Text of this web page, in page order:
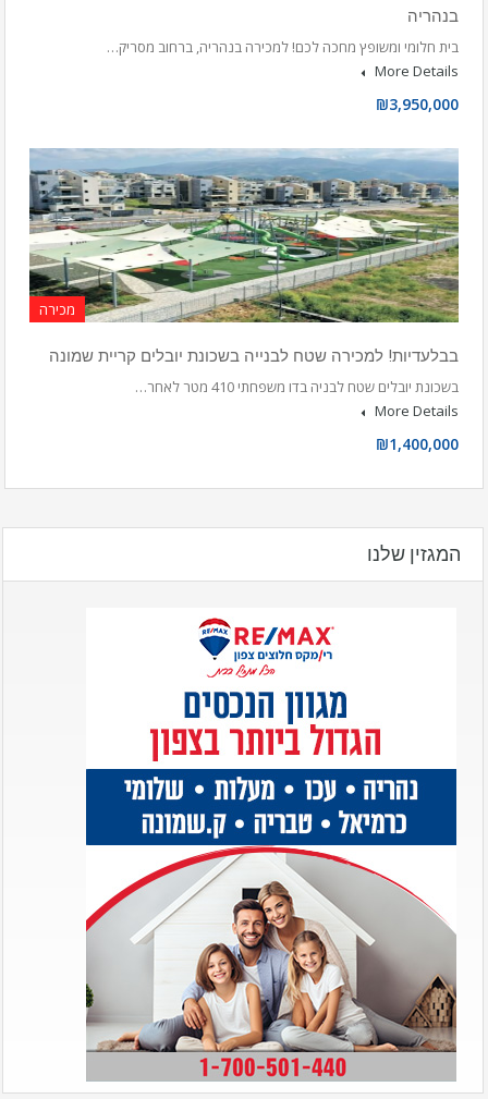
בנהריה
בית חלומי ומשופץ מחכה לכם! למכירה בנהריה, ברחוב מסריק…
More Details
₪3,950,000
מכירה
בבלעדיות! למכירה שטח לבנייה בשכונת יובלים קריית שמונה
בשכונת יובלים שטח לבניה בדו משפחתי 410 מטר לאחר…
More Details
₪1,400,000
המגזין שלנו